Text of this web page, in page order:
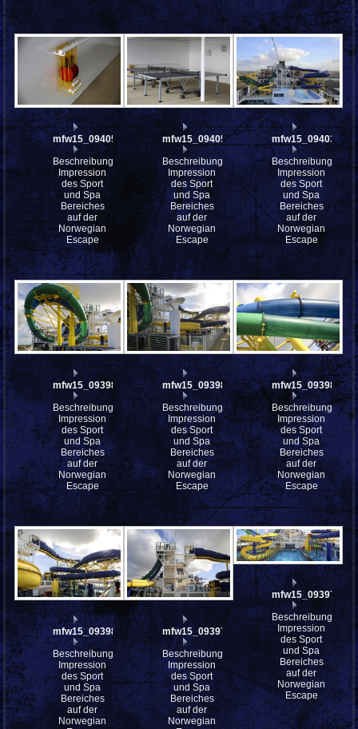
mfw15_094053
Beschreibung:
Impression
des Sport
und Spa
Bereiches
auf der
Norwegian
Escape
mfw15_094052
Beschreibung:
Impression
des Sport
und Spa
Bereiches
auf der
Norwegian
Escape
mfw15_094036
Beschreibung:
Impression
des Sport
und Spa
Bereiches
auf der
Norwegian
Escape
mfw15_093987
Beschreibung:
Impression
des Sport
und Spa
Bereiches
auf der
Norwegian
Escape
mfw15_093985
Beschreibung:
Impression
des Sport
und Spa
Bereiches
auf der
Norwegian
Escape
mfw15_093983
Beschreibung:
Impression
des Sport
und Spa
Bereiches
auf der
Norwegian
Escape
mfw15_093980
Beschreibung:
Impression
des Sport
und Spa
Bereiches
auf der
Norwegian
mfw15_093979
Beschreibung:
Impression
des Sport
und Spa
Bereiches
auf der
Norwegian
Beschreibung:
Impression
des Sport
und Spa
Bereiches
auf der
Norwegian
Escape